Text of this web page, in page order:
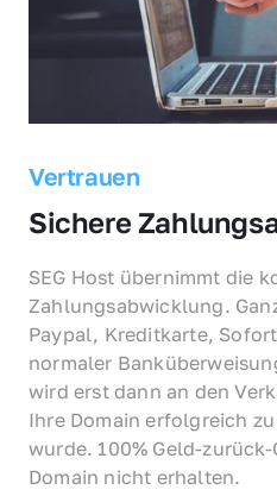
Vertrauen
Sichere
SEG Host übernimmt die
Zahlungsabwicklung.
Paypal, Kreditkarte,
normaler
wird erst dann an den
Ihre Domain erfolgreich
wurde. 100% Geld-
Domain nicht erhalten.